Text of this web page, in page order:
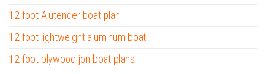
12 foot Alutender boat plan
12 foot lightweight aluminum boat
12 foot plywood jon boat plans